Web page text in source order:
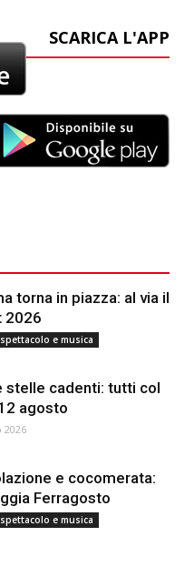
SCARICA L'APP
torna in piazza: al via il
2026
e musica
stelle cadenti: tutti col
agosto
2026
e cocomerata:
Ferragosto
e musica